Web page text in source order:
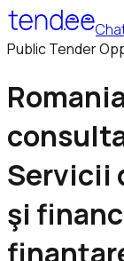
Public Tender
Servicii
şi